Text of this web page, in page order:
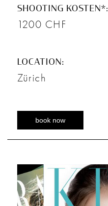
SHOOTING KOSTEN*:
1200 CHF
LOCATION:
Zürich
book now